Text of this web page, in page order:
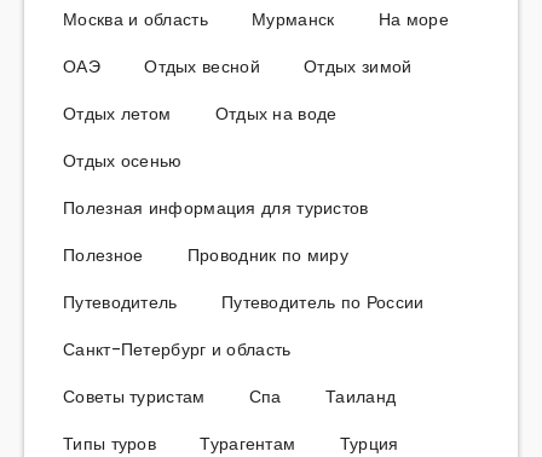
Москва и область
Мурманск
На море
ОАЭ
Отдых весной
Отдых зимой
Отдых летом
Отдых на воде
Отдых осенью
Полезная информация для туристов
Полезное
Проводник по миру
Путеводитель
Путеводитель по России
Санкт-Петербург и область
Советы туристам
Спа
Таиланд
Типы туров
Турагентам Турция